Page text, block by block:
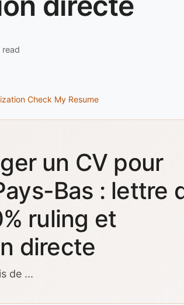
read
Check My Resume
un CV pour
Bas : lettre
ruling et
directe
de ...